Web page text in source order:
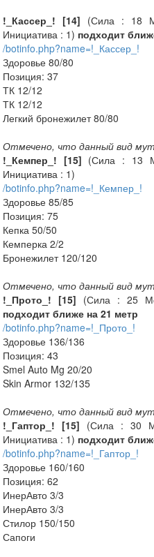
!_Кассер_! [14] (Сила : 18
Инициатива : 1) подходит
/botinfo.php?name=!_Кассер_!
Здоровье 80/80
Позиция: 37
ТК 12/12
ТК 12/12
Легкий бронежилет 80/80
Отмечено, что данный вид
!_Кемпер_! [15] (Сила : 13
Инициатива : 1)
/botinfo.php?name=!_Кемпер_!
Здоровье 85/85
Позиция: 75
Кепка 50/50
Кемперка 2/2
Бронежилет 120/120
Отмечено, что данный вид
!_Прото_! [15] (Сила : 25
подходит ближе на 21 метр
/botinfo.php?name=!_Прото_!
Здоровье 136/136
Позиция: 43
Smel Auto Mg 20/20
Skin Armor 132/135
Отмечено, что данный вид
!_Гаптор_! [15] (Сила : 30
Инициатива : 1) подходит
/botinfo.php?name=!_Гаптор_!
Здоровье 160/160
Позиция: 62
ИнерАвто 3/3
ИнерАвто 3/3
Стилор 150/150
Сапоги